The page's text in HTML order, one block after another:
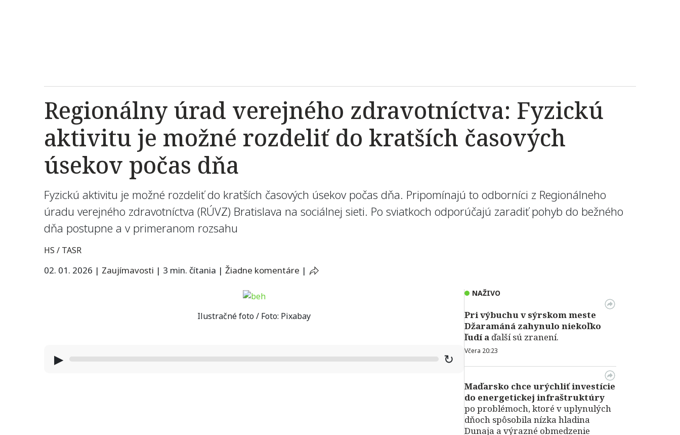
Regionálny úrad verejného zdravotníctva: Fyzickú
aktivitu je možné rozdeliť do kratších časových
úsekov počas dňa
Fyzickú aktivitu je možné rozdeliť do kratších časových úsekov počas dňa. Pripomínajú to odborníci z Regionálneho
úradu verejného zdravotníctva (RÚVZ) Bratislava na sociálnej sieti. Po sviatkoch odporúčajú zaradiť pohyb do bežného
dňa postupne a v primeranom rozsahu
HS / TASR
02. 01. 2026 | Zaujímavosti | 3 min. čítania | Žiadne komentáre |
Ilustračné foto / Foto: Pixabay
▶ ↻
NAŽIVO
Pri výbuchu v sýrskom meste
Džaramáná zahynulo niekoľko
ľudí a ďalší sú zranení.
Včera 20:23
Maďarsko chce urýchliť investície
do energetickej infraštruktúry
po problémoch, ktoré v uplynulých
dňoch spôsobila nízka hladina
Dunaja a výrazné obmedzenie